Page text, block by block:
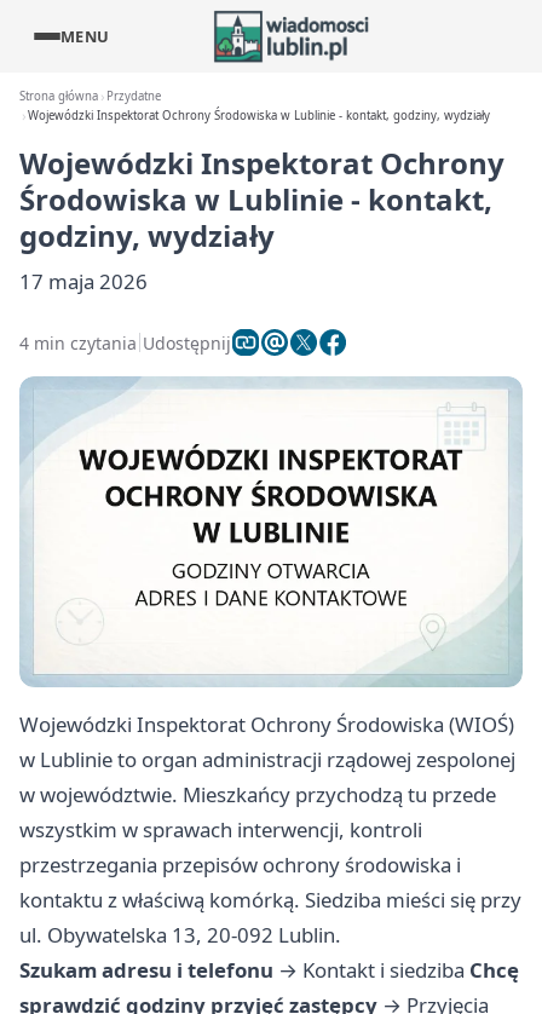
MENU
Strona główna
Przydatne
Wojewódzki Inspektorat Ochrony Środowiska w Lublinie - kontakt, godziny, wydziały
Wojewódzki Inspektorat Ochrony
Środowiska w Lublinie - kontakt,
godziny, wydziały
17 maja 2026
4 min czytania Udostępnij
Wojewódzki Inspektorat Ochrony Środowiska (WIOŚ)
w Lublinie to organ administracji rządowej zespolonej
w województwie. Mieszkańcy przychodzą tu przede
wszystkim w sprawach interwencji, kontroli
przestrzegania przepisów ochrony środowiska i
kontaktu z właściwą komórką. Siedziba mieści się przy
ul. Obywatelska 13, 20-092 Lublin.
Szukam adresu i telefonu → Kontakt i siedziba Chcę
sprawdzić godziny przyjęć zastępcy → Przyjęcia